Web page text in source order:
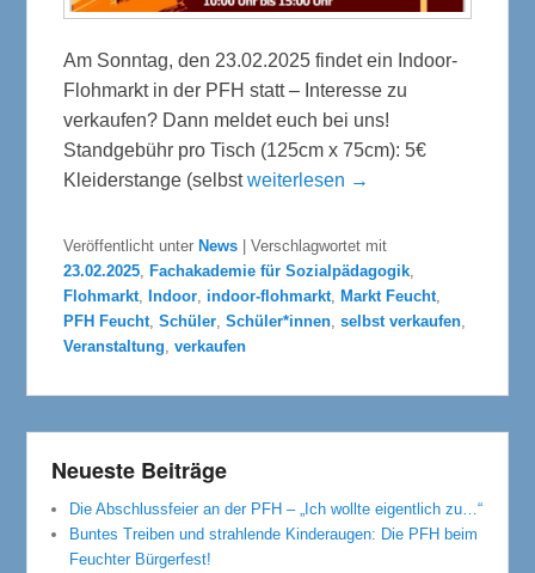
Am Sonntag, den 23.02.2025 findet ein Indoor-
Flohmarkt in der PFH statt – Interesse zu
verkaufen? Dann meldet euch bei uns!
Standgebühr pro Tisch (125cm x 75cm): 5€
Kleiderstange (selbstweiterlesen →
Veröffentlicht unter News |Verschlagwortet mit
23.02.2025 ,Fachakademie für Sozialpädagogik
Flohmarkt ,Indoor indoor-flohmarkt ,Markt Feucht
PFH Feucht ,Schüler ,Schüler*innen ,selbst verkaufen
Veranstaltung ,verkaufen
Neueste Beiträge
Die Abschlussfeier an der PFH – „Ich wollte eigentlich zu…“
Buntes Treiben und strahlende Kinderaugen: Die PFH beim
Feuchter Bürgerfest!